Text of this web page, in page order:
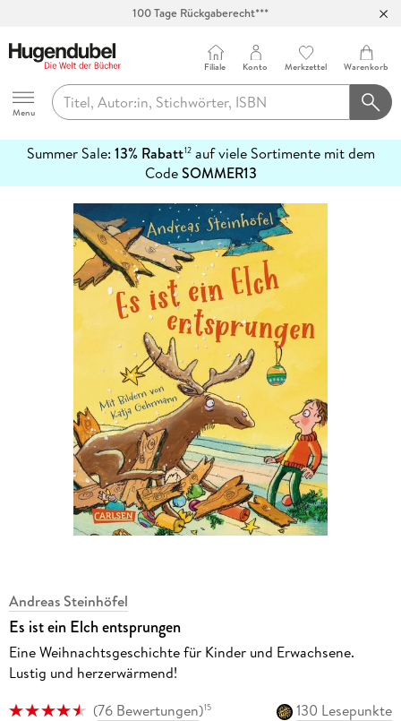
100 Tage Rückgaberecht***
Hugendubel
Menu
Filiale Konto Merkzettel Warenkorb
Summer Sale: 13% Rabatt12auf viele Sortimente mit dem
CodeSOMMER13
erfahren
Andreas Steinhöfel
Es ist ein Elch entsprungen
Eine Weihnachtsgeschichte für Kinder und Erwachsene.
Lustig und herzerwärmend!
(76 Bewertungen)15
130 Lesepunkte